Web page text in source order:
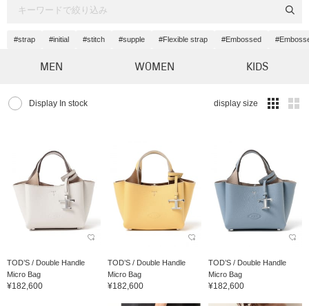
#strap #initial #stitch #supple #Flexible strap #Embossed
MEN WOMEN KIDS
Display In stock display size
TOD’S / Double Handle
Micro Bag
¥182,600
TOD’S / Double Handle
Micro Bag
¥182,600
TOD’S / Double Handle
Micro Bag
¥182,600